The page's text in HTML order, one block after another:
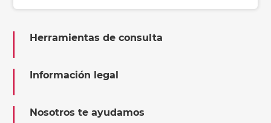
Herramientas de consulta
Información legal
Nosotros te ayudamos